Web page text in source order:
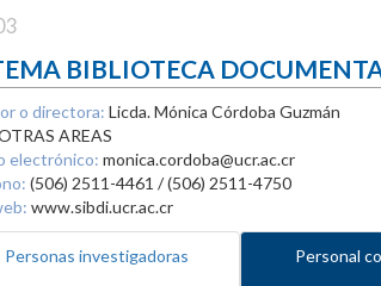
BIBLIOTECA
o directora: Licda. Mónica Córdoba Guzmán
AREAS
electrónico: monica.cordoba@ucr.ac.cr
(506) 2511-4461 / (506) 2511-4750
www.sibdi.ucr.ac.cr
Personas investigadoras Personal